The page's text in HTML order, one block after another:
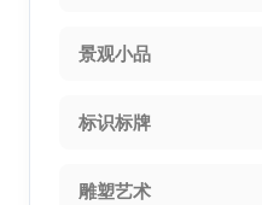
景观小品
标识标牌
雕塑艺术